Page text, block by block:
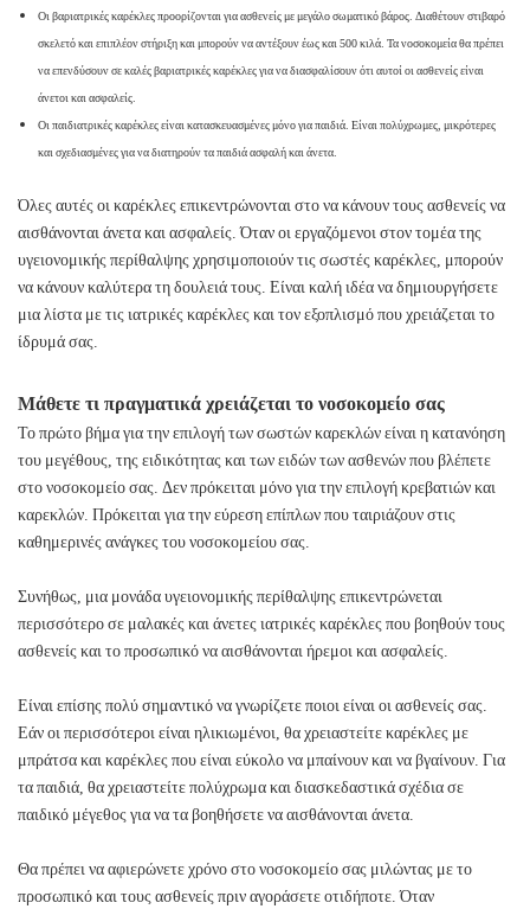
Οι βαριατρικές καρέκλες προορίζονται για ασθενείς με μεγάλο σωματικό βάρος. Διαθέτουν στιβαρό
σκελετό και επιπλέον στήριξη και μπορούν να αντέξουν έως και 500 κιλά. Τα νοσοκομεία θα πρέπει
να επενδύσουν σε καλές βαριατρικές καρέκλες για να διασφαλίσουν ότι αυτοί οι ασθενείς είναι
άνετοι και ασφαλείς.
Οι παιδιατρικές καρέκλες είναι κατασκευασμένες μόνο για παιδιά. Είναι πολύχρωμες, μικρότερες
και σχεδιασμένες για να διατηρούν τα παιδιά ασφαλή και άνετα.
Όλες αυτές οι καρέκλες επικεντρώνονται στο να κάνουν τους ασθενείς να
αισθάνονται άνετα και ασφαλείς. Όταν οι εργαζόμενοι στον τομέα της
υγειονομικής περίθαλψης χρησιμοποιούν τις σωστές καρέκλες, μπορούν
να κάνουν καλύτερα τη δουλειά τους. Είναι καλή ιδέα να δημιουργήσετε
μια λίστα με τις ιατρικές καρέκλες και τον εξοπλισμό που χρειάζεται το
ίδρυμά σας.
Μάθετε τι πραγματικά χρειάζεται το νοσοκομείο σας
Το πρώτο βήμα για την επιλογή των σωστών καρεκλών είναι η κατανόηση
του μεγέθους, της ειδικότητας και των ειδών των ασθενών που βλέπετε
στο νοσοκομείο σας. Δεν πρόκειται μόνο για την επιλογή κρεβατιών και
καρεκλών. Πρόκειται για την εύρεση επίπλων που ταιριάζουν στις
καθημερινές ανάγκες του νοσοκομείου σας.
Συνήθως, μια μονάδα υγειονομικής περίθαλψης επικεντρώνεται
περισσότερο σε μαλακές και άνετες ιατρικές καρέκλες που βοηθούν τους
ασθενείς και το προσωπικό να αισθάνονται ήρεμοι και ασφαλείς.
Είναι επίσης πολύ σημαντικό να γνωρίζετε ποιοι είναι οι ασθενείς σας.
Εάν οι περισσότεροι είναι ηλικιωμένοι, θα χρειαστείτε καρέκλες με
μπράτσα και καρέκλες που είναι εύκολο να μπαίνουν και να βγαίνουν. Για
τα παιδιά, θα χρειαστείτε πολύχρωμα και διασκεδαστικά σχέδια σε
παιδικό μέγεθος για να τα βοηθήσετε να αισθάνονται άνετα.
Θα πρέπει να αφιερώνετε χρόνο στο νοσοκομείο σας μιλώντας με το
προσωπικό και τους ασθενείς πριν αγοράσετε οτιδήποτε. Όταν